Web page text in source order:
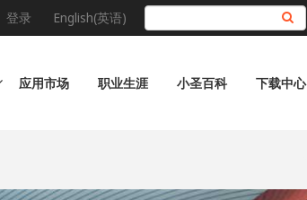
登录 English(英语)
应用市场 职业生涯 小圣百科 下载中心